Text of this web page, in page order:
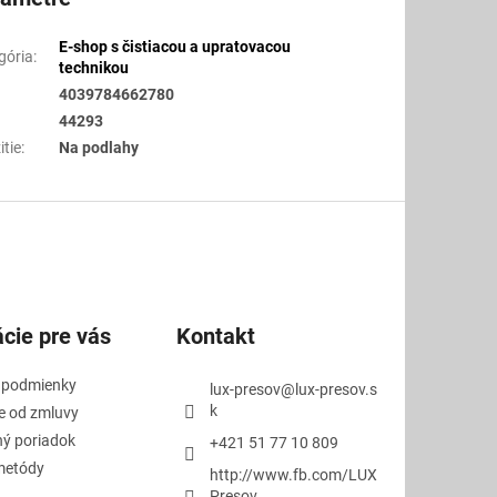
:
E-shop s čistiacou a upratovacou
technikou
4039784662780
44293
: Na podlahy
pre vás
od zmluvy
poriadok
Kontakt
lux-presov@ lux-presov.s
k
+421 51 77 10 809
http://www.fb.com/LUX